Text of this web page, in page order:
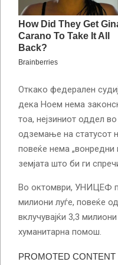
Откако федерален
дека Ноем нема
тоа, нејзиниот оддел
одземање на статусот
повеќе нема „вонредни
земјата што би ги
Во октомври, УНИЦЕФ
милиони луѓе, повеќе
вклучувајќи 3,3
хуманитарна помош.